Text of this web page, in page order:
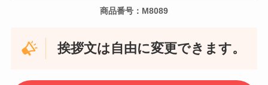
商品番号：M8089
挨拶文は自由に変更できます。